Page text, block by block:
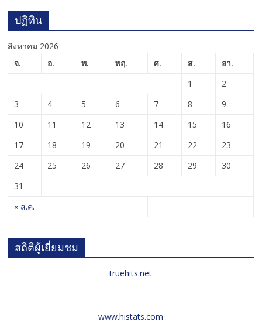
ปฏิทิน
สิงหาคม 2026
จ.
อ. พ. พฤ. ศ. ส. อา.
« ส.ค.
1
2
3
4 5 6 7 8
9
10
11 12 13 14 15
16
17
18 19 20 21 22
23
24
25 26 27 28 29
30
31
สถิติผู้เยี่ยมชม
truehits.net
www.histats.com